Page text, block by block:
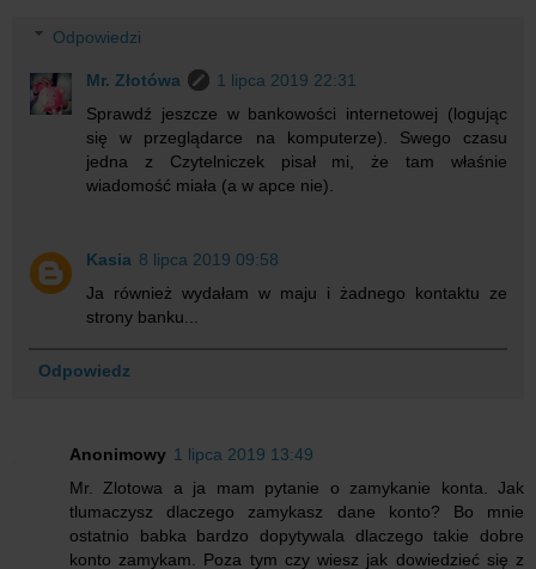
Odpowiedzi
Mr. Złotówa
1 lipca 2019 22:31
Sprawdź jeszcze w bankowości internetowej (logując
się w przeglądarce na komputerze). Swego czasu
jedna z Czytelniczek pisał mi, że tam właśnie
wiadomość miała (a w apce nie).
Kasia 8 lipca 2019 09:58
Ja również wydałam w maju i żadnego kontaktu ze
strony banku...
Odpowiedz
Anonimowy 1 lipca 2019 13:49
Mr. Zlotowa a ja mam pytanie o zamykanie konta. Jak
tlumaczysz dlaczego zamykasz dane konto? Bo mnie
ostatnio babka bardzo dopytywala dlaczego takie dobre
konto zamykam. Poza tym czy wiesz jak dowiedzieć się z